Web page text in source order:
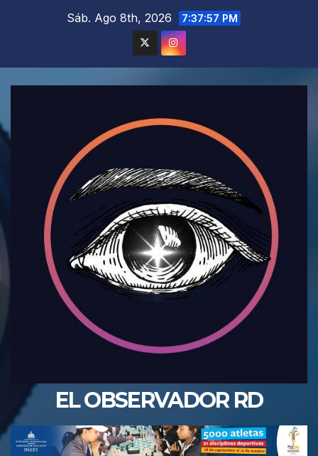
Sáb. Ago 8th, 2026 7:37:59 PM
EL OBSERVADOR RD